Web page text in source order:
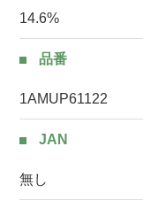
14.6%
品番
1AMUP61122
JAN
無し